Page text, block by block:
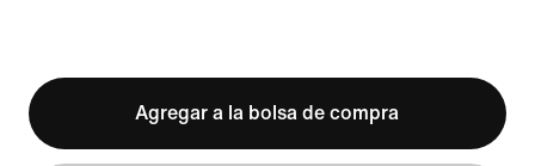
Agregar a la bolsa de compra